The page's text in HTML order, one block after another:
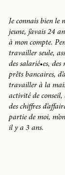
Je connais bien le
jeune, j’avais 24
à mon compte.
travailler seule,
des salarié•es,
prêts bancaires,
travailler à la
activité de conseil,
des chiffres
partie de moi,
il y a 3 ans.